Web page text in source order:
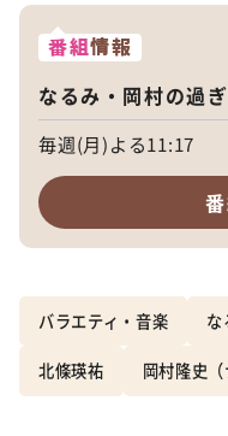
番組情報
なるみ・岡村の過
毎週(月)よる11:17
バラエティ・音楽 な
北條瑛祐 岡村隆史（